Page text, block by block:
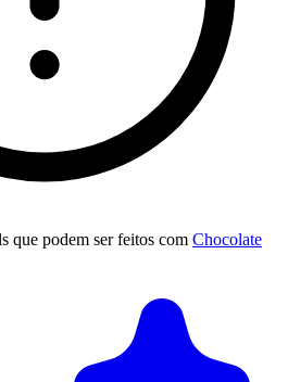
que podem ser feitos com Chocolate